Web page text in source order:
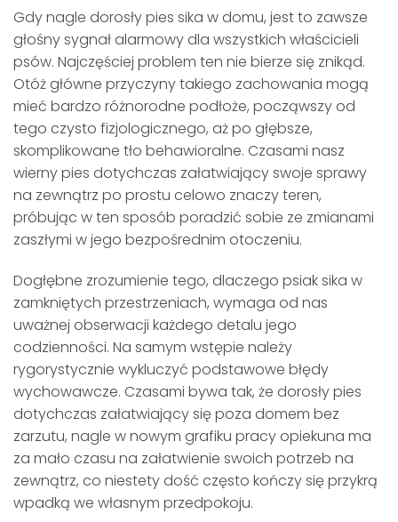
Gdy nagle dorosły pies sika w domu, jest to zawsze
głośny sygnał alarmowy dla wszystkich właścicieli
psów. Najczęściej problem ten nie bierze się znikąd.
Otóż główne przyczyny takiego zachowania mogą
mieć bardzo różnorodne podłoże, począwszy od
tego czysto fizjologicznego, aż po głębsze,
skomplikowane tło behawioralne. Czasami nasz
wierny pies dotychczas załatwiający swoje sprawy
na zewnątrz po prostu celowo znaczy teren,
próbując w ten sposób poradzić sobie ze zmianami
zaszłymi w jego bezpośrednim otoczeniu.
Dogłębne zrozumienie tego, dlaczego psiak sika w
zamkniętych przestrzeniach, wymaga od nas
uważnej obserwacji każdego detalu jego
codzienności. Na samym wstępie należy
rygorystycznie wykluczyć podstawowe błędy
wychowawcze. Czasami bywa tak, że dorosły pies
dotychczas załatwiający się poza domem bez
zarzutu, nagle w nowym grafiku pracy opiekuna ma
za mało czasu na załatwienie swoich potrzeb na
zewnątrz, co niestety dość często kończy się przykrą
wpadką we własnym przedpokoju.